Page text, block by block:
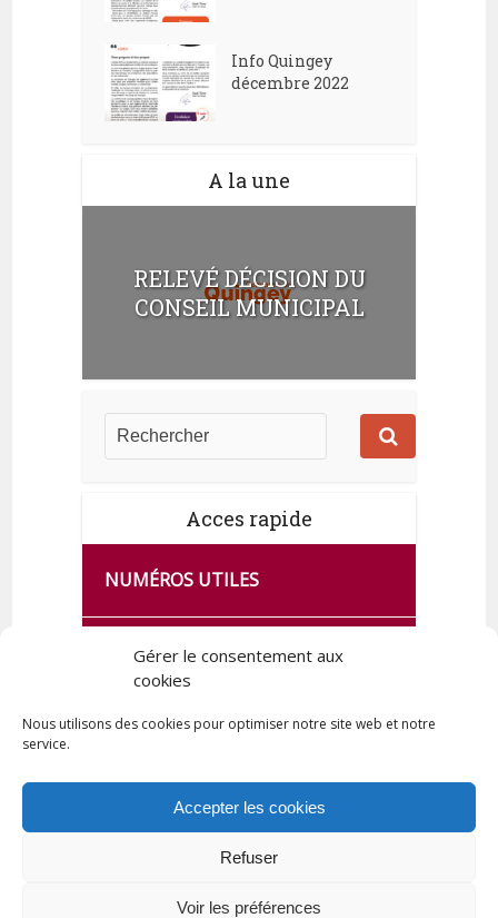
Gérer le consentement aux
cookies
Nous utilisons des cookies pour optimiser notre site web et notre
service.
Accepter les cookies
Refuser
Voir les préférences
Info Quingey
décembre 2022
A la une
RELEVÉ DÉCISION DU
CONSEIL MUNICIPAL
Acces rapide
NUMÉROS UTILES
CA SE PASSE À FRANCE SERVICES
DE QUINGEY
Tous droits réservés © 2023 Commune de Quingey / Création -